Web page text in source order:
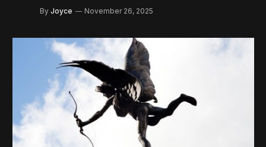
By Joyce November 26, 2025